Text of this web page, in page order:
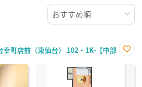
幸町店前（東仙台） 102・1K-【中部
に入